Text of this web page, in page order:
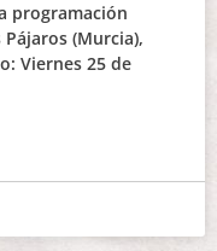
programación
(Murcia),
Viernes 25 de